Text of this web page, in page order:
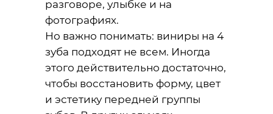
разговоре, улыбке и на
фотографиях.
Но важно понимать: виниры на 4
зуба подходят не всем. Иногда
этого действительно достаточно,
чтобы восстановить форму, цвет
и эстетику передней группы